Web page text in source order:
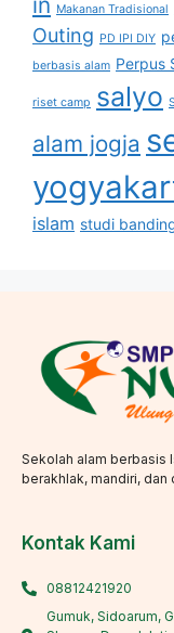
Makanan Tradisional
Outing PD IPI DIY
berbasis alam Perpus
riset camp salyo
alam jogja
islam studi
Sekolah alam berbasis
berakhlak, mandiri, dan
Kontak Kami
08812421920
Gumuk, Sidoarum,